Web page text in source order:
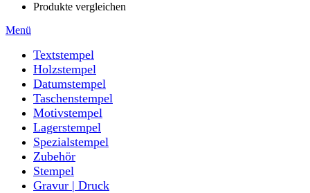
Produkte vergleichen
Menü
Textstempel
Holzstempel
Datumstempel
Taschenstempel
Motivstempel
Lagerstempel
Spezialstempel
Zubehör
Stempel
Gravur | Druck